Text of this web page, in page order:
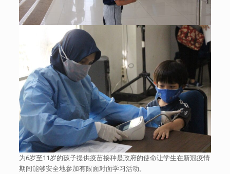
为6岁至11岁的孩子提供疫苗接种是政府的使命让学生在新冠疫情
期间能够安全地参加有限面对面学习活动。